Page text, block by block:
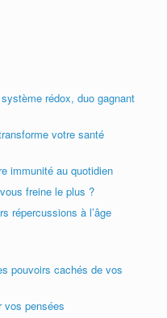
rédox, duo gagnant
votre santé
immunité au quotidien
freine le plus ?
répercussions à l’âge
pouvoirs cachés de vos
vos pensées